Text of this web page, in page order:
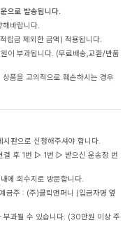
으로 발송됩니다.
바랍니다.
립금 제외한 금액) 적용됩니다.
이 부과됩니다. (무료배송,교환/반품
품을 고의적으로 훼손하시는 경우
판으로 신청해주셔야 합니다.
후 1번 ▷ 1번 ▷ 받으신 운송장 번
에 회수지로 방문합니다.
주 : (주)클릭앤퍼니 (입금자명 옆
부과될 수 있습니다. (30만원 이상 주